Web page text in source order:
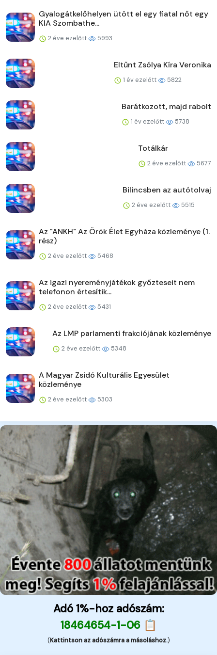
Gyalogátkelőhelyen ütött el egy fiatal nőt egy
KIA Szombathe...
2 éve ezelőtt 5993
Eltűnt Zsólya Kíra Veronika
1 év ezelőtt 5822
Barátkozott, majd rabolt
1 év ezelőtt 5738
Totálkár
2 éve ezelőtt 5677
Bilincsben az autótolvaj
2 éve ezelőtt 5515
Az "ANKH" Az Örök Élet Egyháza közleménye (1.
rész)
2 éve ezelőtt 5468
Az igazi nyereményjátékok győzteseit nem
telefonon értesítik...
2 éve ezelőtt 5431
Az LMP parlamenti frakciójának közleménye
2 éve ezelőtt 5348
A Magyar Zsidó Kulturális Egyesület
közleménye
2 éve ezelőtt 5303
Adó 1%-hoz adószám:
18464654-1-06 📋
(Kattintson az adószámra a másoláshoz.)